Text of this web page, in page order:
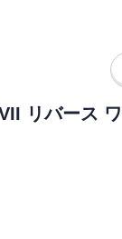
リバース